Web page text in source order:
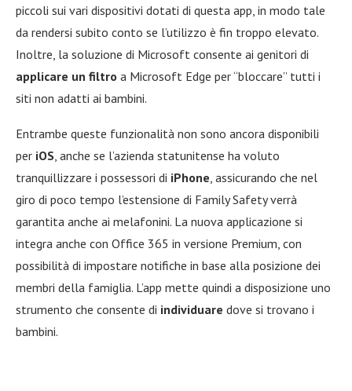
piccoli sui vari dispositivi dotati di questa app, in modo tale
da rendersi subito conto se l’utilizzo è fin troppo elevato.
Inoltre, la soluzione di Microsoft consente ai genitori di
applicare un filtro a Microsoft Edge per “bloccare” tutti i
siti non adatti ai bambini.
Entrambe queste funzionalità non sono ancora disponibili
per iOS , anche se l’azienda statunitense ha voluto
tranquillizzare i possessori di iPhone , assicurando che nel
giro di poco tempo l’estensione di Family Safety verrà
garantita anche ai melafonini. La nuova applicazione si
integra anche con Office 365 in versione Premium, con
possibilità di impostare notifiche in base alla posizione dei
membri della famiglia. L’app mette quindi a disposizione uno
strumento che consente di individuare dove si trovano i
bambini.